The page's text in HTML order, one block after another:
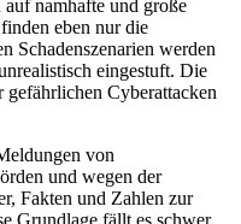
namhafte und große
eben nur die
Schadenszenarien werden
eingestuft. Die
Cyber­attacken
von
und wegen der
Fakten und Zahlen zur
Grundlage fällt es schwer,